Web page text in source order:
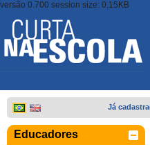
versão 0.700 session size: 0,15KB
Já
Educadores